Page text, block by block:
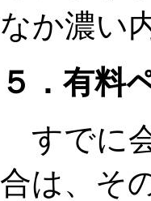
なか濃い
５．有料
すでに
合は、そ